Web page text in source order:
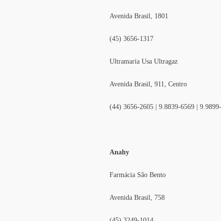
Avenida Brasil, 1801
(45) 3656-1317
Ultramaria Usa Ultragaz
Avenida Brasil, 911, Centro
(44) 3656-2605 | 9.8839-6569 |
Anahy
Farmácia São Bento
Avenida Brasil, 758